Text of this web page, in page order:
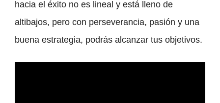
hacia el éxito no es lineal y está lleno de
altibajos, pero con perseverancia, pasión y una
buena estrategia, podrás alcanzar tus objetivos.